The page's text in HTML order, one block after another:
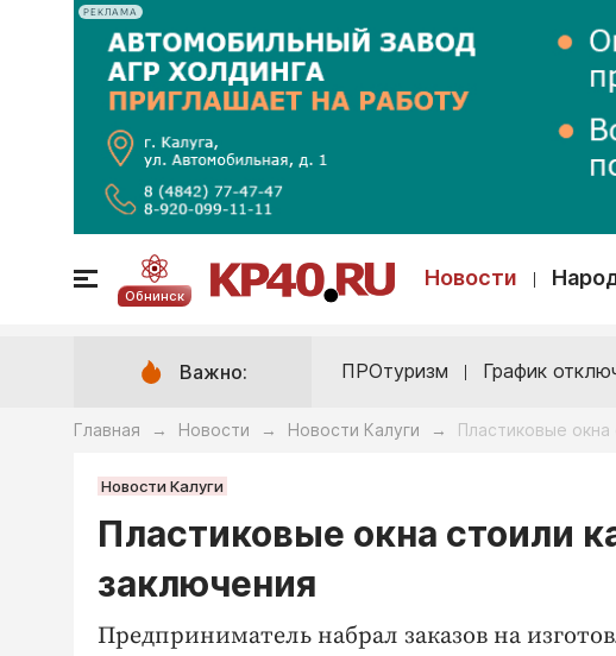
РЕКЛАМА
Обнинск
Новости
Важно: ПРОтуризм График
Главная → Новости → Новости Калуги → Пластиковые
Новости Калуги
Пластиковые окна стоили
заключения
Предприниматель набрал заказов на